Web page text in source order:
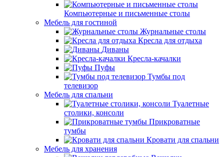
Компьютерные и письменные столы
Мебель для гостиной
Журнальные столы
Кресла для отдыха
Диваны
Кресла-качалки
Пуфы
Тумбы под
телевизор
Мебель для спальни
Туалетные
столики, консоли
Прикроватные
тумбы
Кровати для спальни
Мебель для хранения